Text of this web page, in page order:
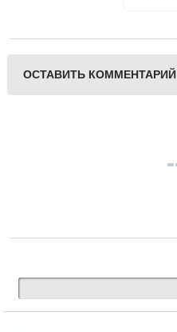
ОСТАВИТЬ КОММЕНТАРИЙ